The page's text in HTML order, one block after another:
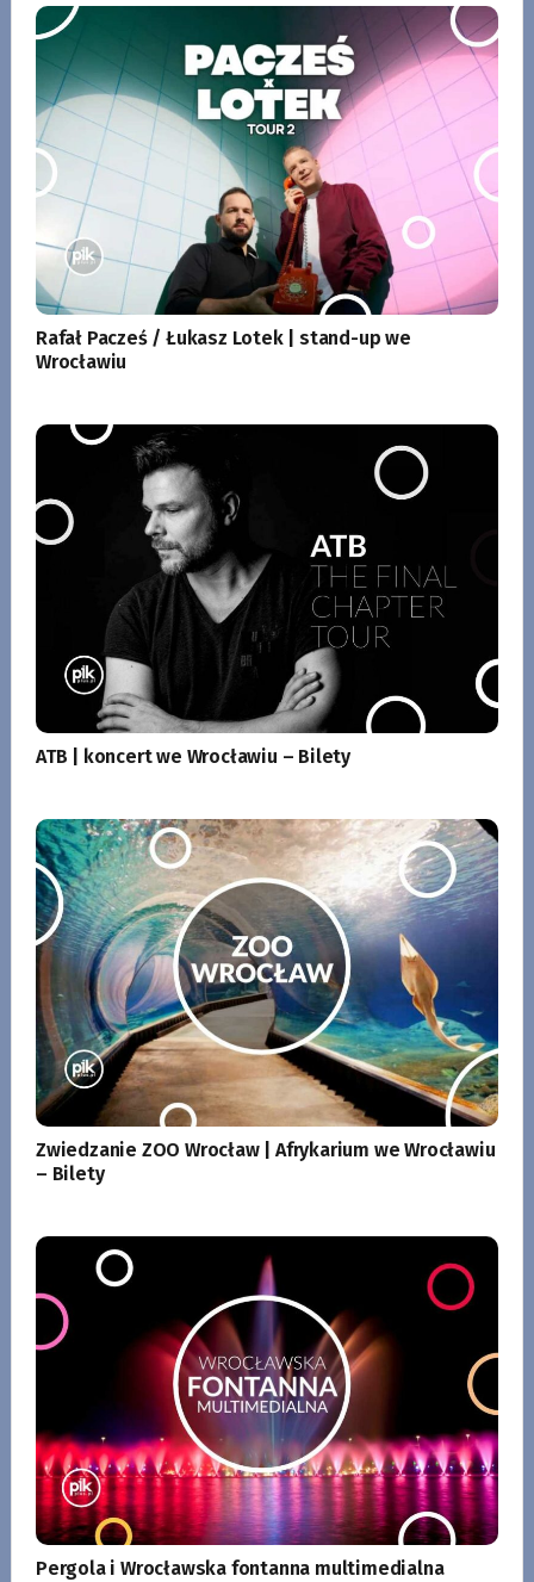
Rafał Pacześ / Łukasz Lotek | stand-up we
Wrocławiu
ATB | koncert we Wrocławiu – Bilety
Zwiedzanie ZOO Wrocław | Afrykarium we Wrocławiu
– Bilety
Pergola i Wrocławska fontanna multimedialna